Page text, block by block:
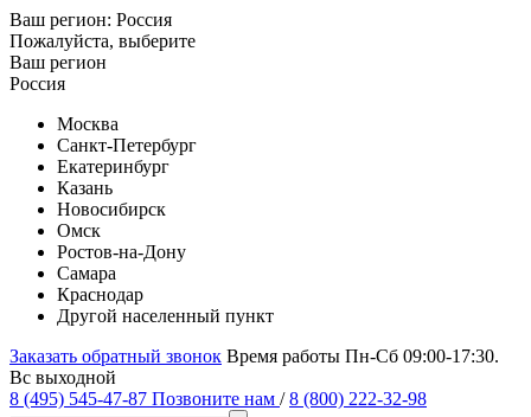
Ваш регион: Россия
Пожалуйста, выберите
Ваш регион
Россия
Москва
Санкт-Петербург
Екатеринбург
Казань
Новосибирск
Омск
Ростов-на-Дону
Самара
Краснодар
Другой населенный пункт
Заказать обратный звонок Время работы Пн-Сб 09:00-17:30.
Вс выходной
8 (495) 545-47-87 Позвоните нам / 8 (800) 222-32-98